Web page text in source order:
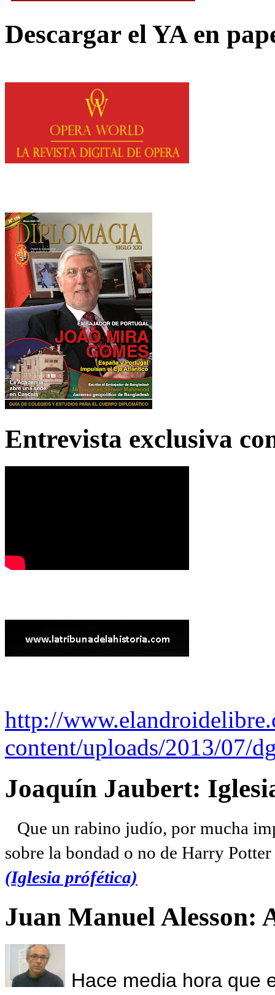
Descargar el YA en
Entrevista exclusiva
http://
content/uploads/2013/07/
Joaquín Jaubert:
Que un rabino judío, por mucha
sobre la bondad o no de Harry
(Iglesia prófética)
Juan Manuel Alesson:
Hace media hora que